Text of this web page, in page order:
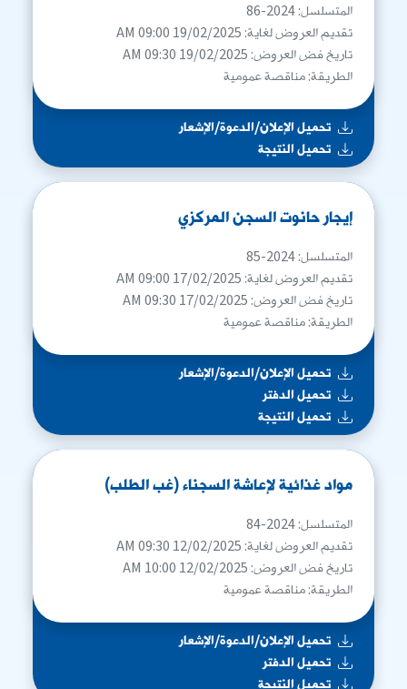
المتسلسل: 2024-86
تقديم العروض لغاية: 19/02/2025 09:00 AM
تاريخ فض العروض: 19/02/2025 09:30 AM
الطريقة: مناقصة عمومية
تحميل الإعلان/الدعوة/الإشعار
تحميل النتيجة
إيجار حانوت السجن المركزي
المتسلسل: 2024-85
تقديم العروض لغاية: 17/02/2025 09:00 AM
تاريخ فض العروض: 17/02/2025 09:30 AM
الطريقة: مناقصة عمومية
تحميل الإعلان/الدعوة/الإشعار
تحميل الدفتر
تحميل النتيجة
مواد غذائية لإعاشة السجناء (غب الطلب)
المتسلسل: 2024-84
تقديم العروض لغاية: 12/02/2025 09:30 AM
تاريخ فض العروض: 12/02/2025 10:00 AM
الطريقة: مناقصة عمومية
تحميل الإعلان/الدعوة/الإشعار
تحميل الدفتر
تحميل النتيجة